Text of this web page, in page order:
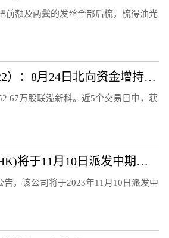
前额及两鬓的发丝全部后梳，梳得油光
联泓新科（003022）：8月24日北向资金增持52.67万股
67万股联泓新科。近5个交易日中，获
维信金科(02003.HK)将于11月10日派发中期股息每股0.15港元
告，该公司将于2023年11月10日派发中